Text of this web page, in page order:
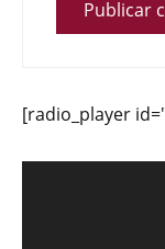
[radio_player